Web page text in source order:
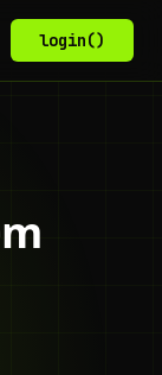
login()